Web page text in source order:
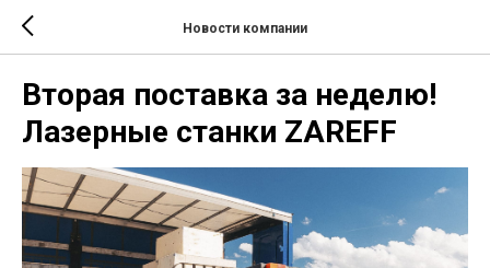
Новости компании
Вторая поставка за неделю!
Лазерные станки ZAREFF